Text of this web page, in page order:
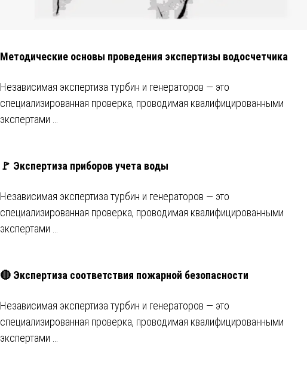
Методические основы проведения экспертизы водосчетчика
Независимая экспертиза турбин и генераторов — это
специализированная проверка, проводимая квалифицированными
экспертами …
🚩 Экспертиза приборов учета воды
Независимая экспертиза турбин и генераторов — это
специализированная проверка, проводимая квалифицированными
экспертами …
🔴 Экспертиза соответствия пожарной безопасности
Независимая экспертиза турбин и генераторов — это
специализированная проверка, проводимая квалифицированными
экспертами …